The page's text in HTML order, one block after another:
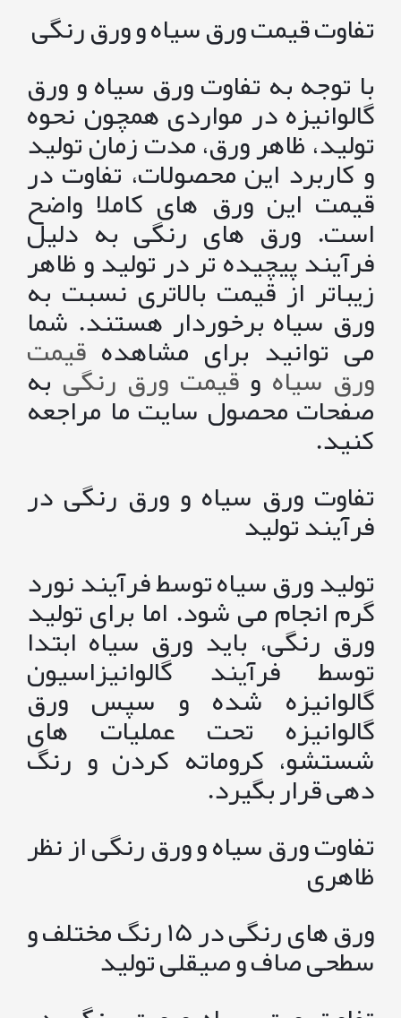
تفاوت قیمت ورق سیاه و ورق رنگی
با توجه به تفاوت ورق سیاه و ورق
گالوانیزه در مواردی همچون نحوه
تولید، ظاهر ورق، مدت زمان تولید
و کاربرد این محصولات، تفاوت در
قیمت این ورق های کاملا واضح
است. ورق های رنگی به دلیل
فرآیند پیچیده تر در تولید و ظاهر
زیباتر از قیمت بالاتری نسبت به
ورق سیاه برخوردار هستند. شما
می توانید برای مشاهده قیمت
ورق سیاه وقیمت ورق رنگی به
صفحات محصول سایت ما مراجعه
کنید.
تفاوت ورق سیاه و ورق رنگی در
فرآیند تولید
تولید ورق سیاه توسط فرآیند نورد
گرم انجام می شود. اما برای تولید
ورق رنگی، باید ورق سیاه ابتدا
توسط فرآیند گالوانیزاسیون
گالوانیزه شده و سپس ورق
گالوانیزه تحت عملیات های
شستشو، کروماته کردن و رنگ
دهی قرار بگیرد.
تفاوت ورق سیاه و ورق رنگی از نظر
ظاهری
ورق های رنگی در 15 رنگ مختلف و
سطحی صاف و صیقلی تولید